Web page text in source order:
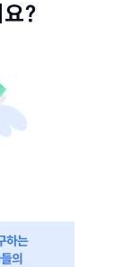
?
하는
의